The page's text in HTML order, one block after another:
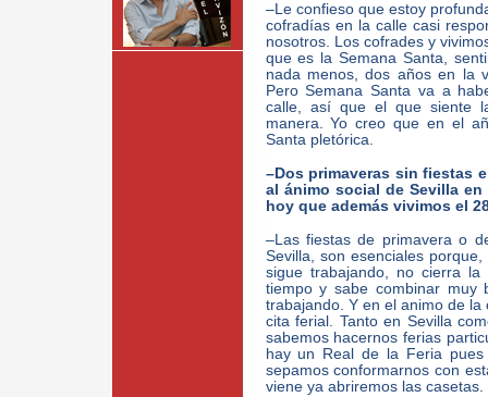
–Le confieso que estoy
cofradías en la calle casi
nosotros. Los cofrades y
que es la Semana Santa,
nada menos, dos años en la
Pero Semana Santa va a
calle, así que el que siente
manera. Yo creo que en el
Santa pletórica.
–Dos primaveras sin fiestas
al ánimo social de Sevilla
hoy que además vivimos el
–Las fiestas de primavera o
Sevilla, son esenciales
sigue trabajando, no cierra
tiempo y sabe combinar
trabajando. Y en el animo de
cita ferial. Tanto en Sevilla
sabemos hacernos ferias
hay un Real de la Feria
sepamos conformarnos con
viene ya abriremos las casetas.